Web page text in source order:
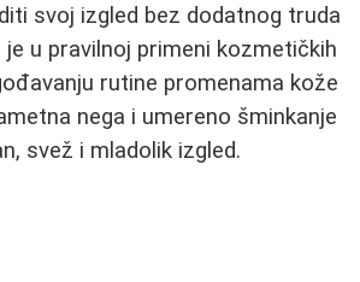
svoj izgled bez dodatnog truda
u pravilnoj primeni kozmetičkih
rutine promenama kože
nega i umereno šminkanje
svež i mladolik izgled.